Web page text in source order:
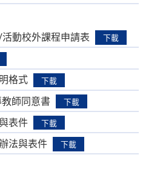
動校外課程申請表 下載
格式 下載
師同意書 下載
表件 下載
法與表件 下載